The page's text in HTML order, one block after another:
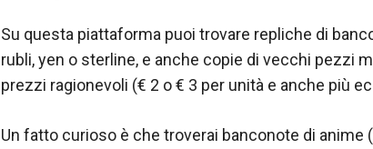
Su questa piattaforma puoi trovare repliche di
rubli, yen o sterline, e anche copie di vecchi pezzi
prezzi ragionevoli (€ 2 o € 3 per unità e anche più
Un fatto curioso è che troverai banconote di anime